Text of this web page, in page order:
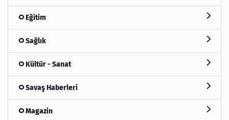
Eğitim
Sağlık
Kültür - Sanat
Savaş Haberleri
Magazin